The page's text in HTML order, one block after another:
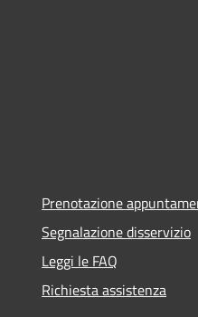
Prenotazione
Segnalazione disservizio
Leggi le FAQ
Richiesta assistenza